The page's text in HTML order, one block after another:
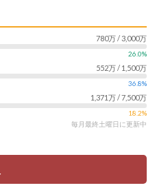
780万 / 3,000万
26.0%
552万 / 1,500万
36.8%
1,371万 / 7,500万
18.2%
毎月最終土曜日に更新中